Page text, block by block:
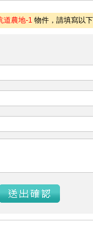
道農地-1 物件，請填寫以